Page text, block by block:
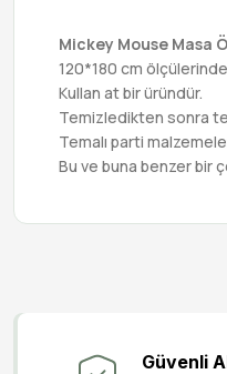
Mickey Mouse Masa
120*180 cm
Kullan at bir üründür.
Temizledikten sonra
Temalı parti
Bu ve buna benzer bir
Güvenli